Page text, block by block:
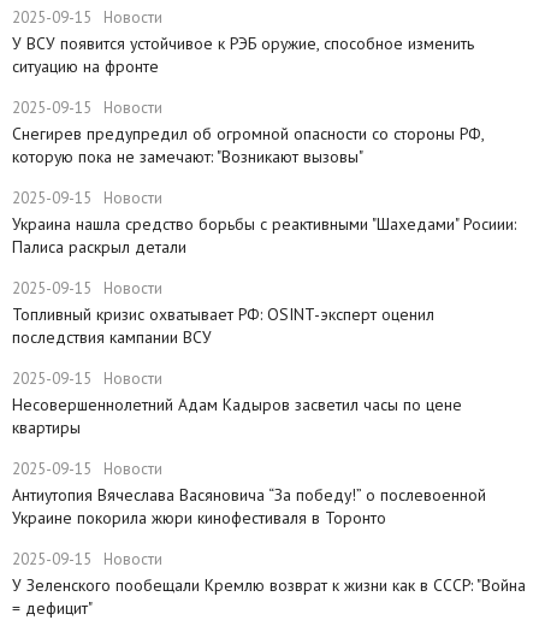
2025-09-15 Новости
У ВСУ появится устойчивое к РЭБ оружие, способное изменить
ситуацию на фронте
2025-09-15 Новости
Снегирев предупредил об огромной опасности со стороны РФ,
которую пока не замечают: "Возникают вызовы"
2025-09-15 Новости
​Украина нашла средство борьбы с реактивными "Шахедами" Росиии:
Палиса раскрыл детали
2025-09-15 Новости
​Топливный кризис охватывает РФ: OSINT-эксперт оценил
последствия кампании ВСУ
2025-09-15 Новости
Несовершеннолетний Адам Кадыров засветил часы по цене
квартиры
2025-09-15 Новости
Антиутопия Вячеслава Васяновича “За победу!” о послевоенной
Украине покорила жюри кинофестиваля в Торонто
2025-09-15 Новости
​У Зеленского пообещали Кремлю возврат к жизни как в СССР: "Война
= дефицит"